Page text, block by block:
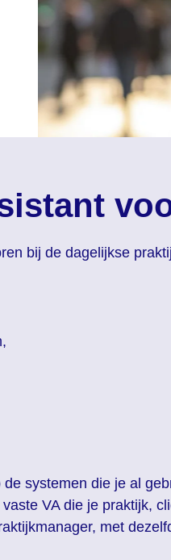
bij de dagelijkse
systemen die je al
VA die je praktijk,
met